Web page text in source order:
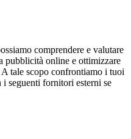
comprendere e valutare
pubblicità online e ottimizzare
tale scopo confrontiamo i tuoi
seguenti fornitori esterni se